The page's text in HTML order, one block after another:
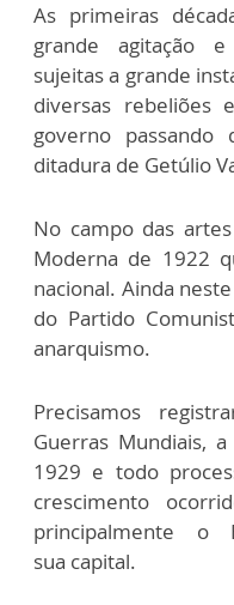
As primeiras
grande agitação
sujeitas a grande
diversas rebeliões
governo passando
ditadura de Getúlio
No campo das
Moderna de 1922
nacional. Ainda
do Partido
anarquismo.
Precisamos
Guerras Mundiais,
1929 e todo
crescimento
principalmente
sua capital.